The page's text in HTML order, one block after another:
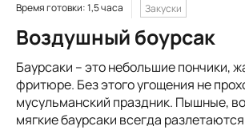
Время готовки: 1,5 часа Закуски
Воздушный боурсак
Баурсаки – это небольшие пончики,
фритюре. Без этого угощения не
мусульманский праздник. Пышные,
мягкие баурсаки всегда